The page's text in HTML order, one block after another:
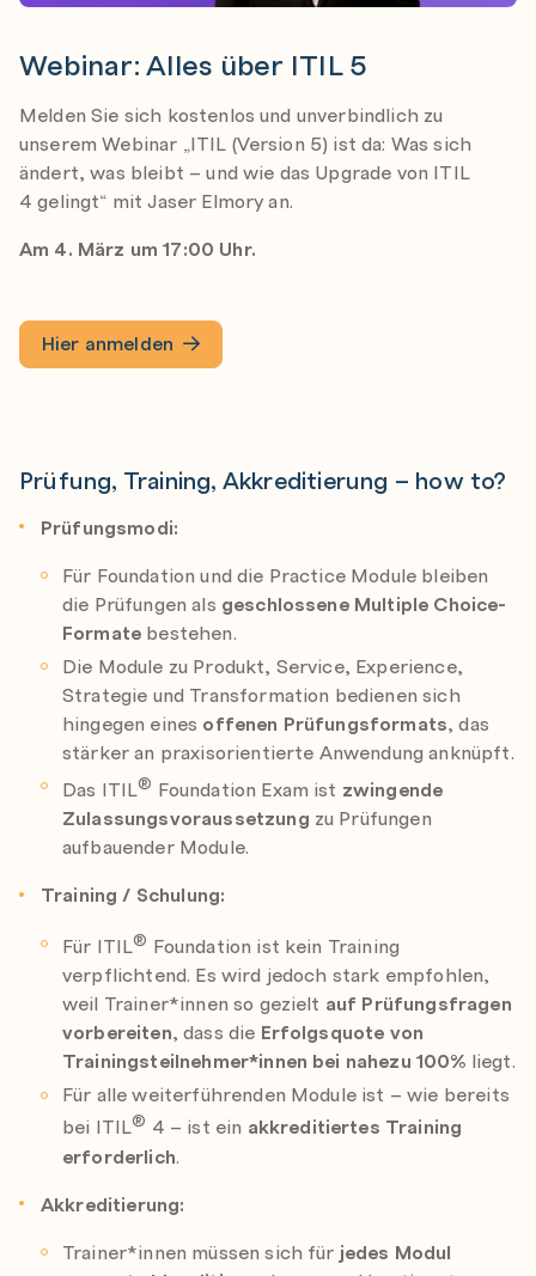
Webinar: Alles über ITIL 5
Melden Sie sich kostenlos und unverbindlich zu
unserem Webinar „ITIL (Version 5) ist da: Was sich
ändert, was bleibt – und wie das Upgrade von ITIL
4 gelingt“ mit Jaser Elmory an.
Am 4. März um 17:00 Uhr.
Hier anmelden
Prüfung, Training, Akkreditierung – how to?
Prüfungsmodi:
Für Foundation und die Practice Module bleiben
die Prüfungen als geschlossene Multiple Choice-
Formate bestehen.
Die Module zu Produkt, Service, Experience,
Strategie und Transformation bedienen sich
hingegen eines offenen Prüfungsformats, das
stärker an praxisorientierte Anwendung anknüpft.
Das ITIL® Foundation Exam ist zwingende
Zulassungsvoraussetzung zu Prüfungen
aufbauender Module.
Training / Schulung:
Für ITIL® Foundation ist kein Training
verpflichtend. Es wird jedoch stark empfohlen,
weil Trainer*innen so gezielt auf Prüfungsfragen
vorbereiten, dass die Erfolgsquote von
Trainingsteilnehmer*innen bei nahezu 100% liegt.
Für alle weiterführenden Module ist – wie bereits
bei ITIL® 4 – ist ein akkreditiertes Training
erforderlich.
Akkreditierung:
Trainer*innen müssen sich für jedes Modul